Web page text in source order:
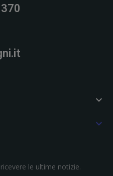


le ultime notizie.